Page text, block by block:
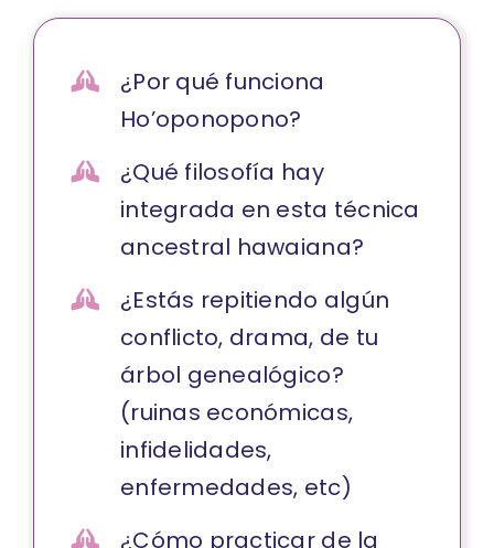
¿Por qué funciona
Ho’oponopono?
¿Qué filosofía hay
integrada en esta técnica
ancestral hawaiana?
¿Estás repitiendo algún
conflicto, drama, de tu
árbol genealógico?
(ruinas económicas,
infidelidades,
enfermedades, etc)
¿Cómo practicar de la